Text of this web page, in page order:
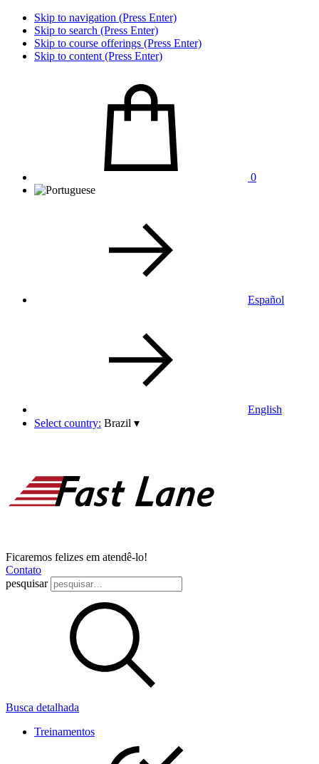
Skip to navigation (Press Enter)
Skip to search (Press Enter)
Skip to course offerings (Press Enter)
Skip to content (Press Enter)
0
Español
English
Select country: Brazil ▾
Ficaremos felizes em atendê-lo!
Contato
pesquisar
Busca detalhada
Treinamentos